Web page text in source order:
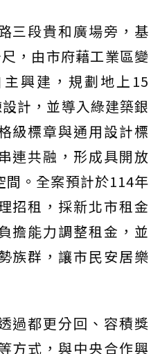
三段貴和廣場旁，基
，由市府藉工業區變
興建，規劃地上15
計，並導入綠建築銀
級標章與通用設計標
連共融，形成具開放
間。全案預計於114年
招租，採新北市租金
擔能力調整租金，並
族群，讓市民安居樂
過都更分回、容積獎
方式，與中央合作興